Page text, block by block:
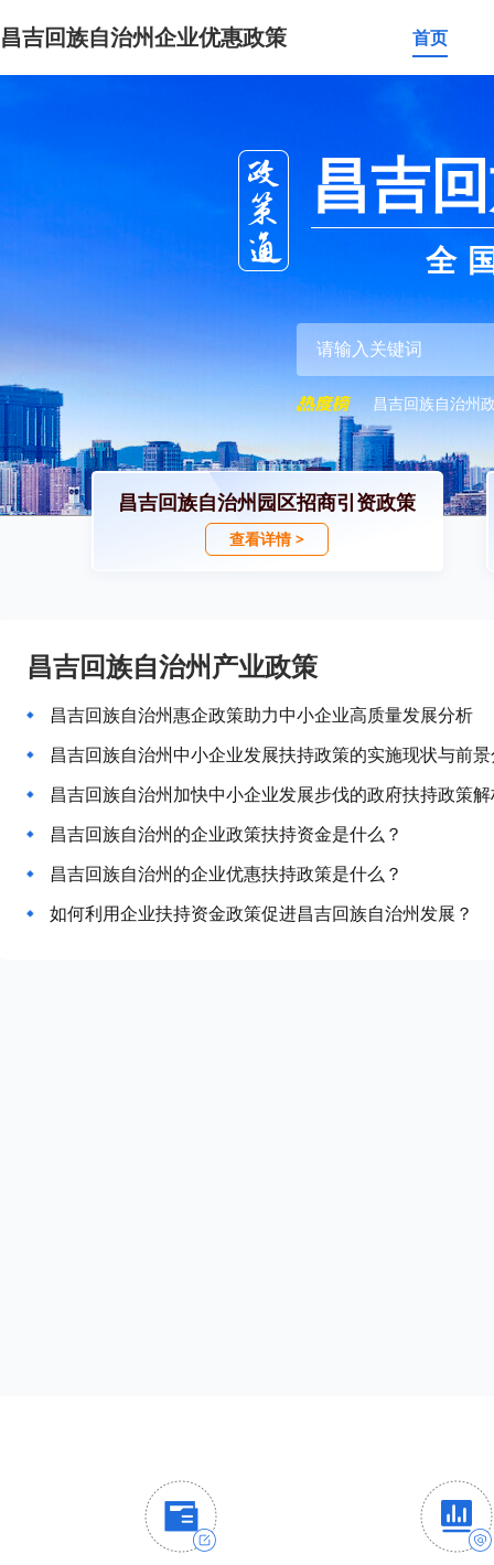
昌吉回族自治州企业优惠政策 首页
昌吉
全
昌吉回族自治州
昌吉回族自治州园区招商引资政策
查看详情 >
昌吉回族自治州产业政策
昌吉回族自治州惠企政策助力中小企业高质量发展分析
昌吉回族自治州中小企业发展扶持政策的实施现状与前
昌吉回族自治州加快中小企业发展步伐的政府扶持政策
昌吉回族自治州的企业政策扶持资金是什么？
昌吉回族自治州的企业优惠扶持政策是什么？
如何利用企业扶持资金政策促进昌吉回族自治州发展？